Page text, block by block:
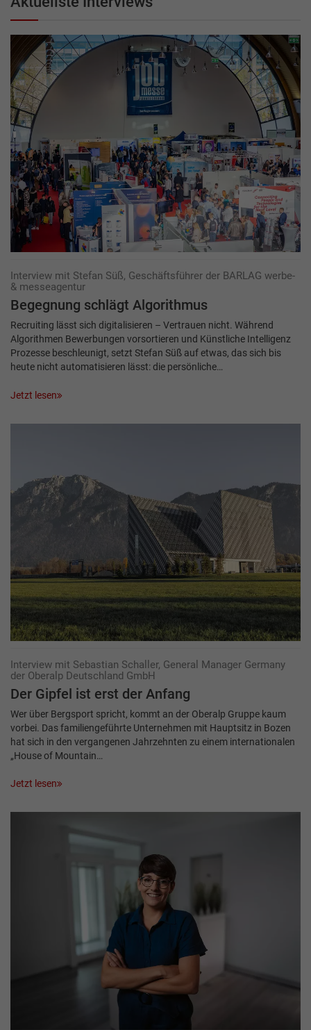
Interview mit Stefan Süß, Geschäftsführer der BARLAG werbe-
& messeagentur
Begegnung schlägt Algorithmus
Recruiting lässt sich digitalisieren – Vertrauen nicht. Während
Algorithmen Bewerbungen vorsortieren und Künstliche Intelligenz
Prozesse beschleunigt, setzt Stefan Süß auf etwas, das sich bis
heute nicht automatisieren lässt: die persönliche…
Jetzt lesen
Interview mit Sebastian Schaller, General Manager Germany
der Oberalp Deutschland GmbH
Der Gipfel ist erst der Anfang
Wer über Bergsport spricht, kommt an der Oberalp Gruppe kaum
vorbei. Das familiengeführte Unternehmen mit Hauptsitz in Bozen
hat sich in den vergangenen Jahrzehnten zu einem internationalen
„House of Mountain…
Jetzt lesen